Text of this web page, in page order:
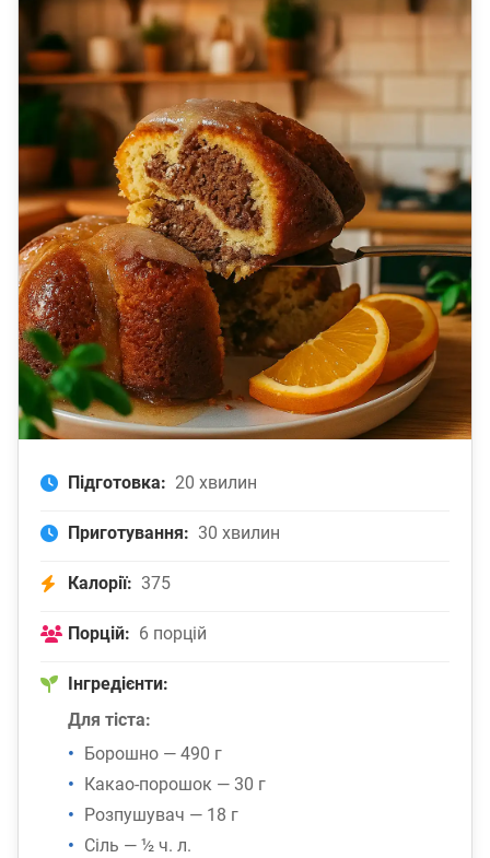
Підготовка: 20 хвилин
Приготування: 30 хвилин
Калорії: 375
Порцій: 6 порцій
Інгредієнти:
Для тіста:
Борошно — 490 г
Какао-порошок — 30 г
Розпушувач — 18 г
Сіль — ½ ч. л.